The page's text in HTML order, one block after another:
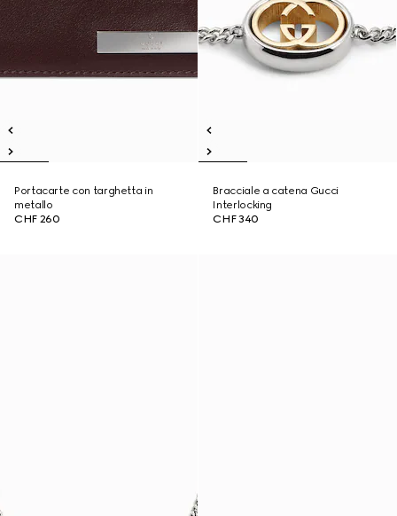
Portacarte con targhetta in
metallo
CHF 260
Bracciale a catena Gucci
Interlocking
CHF 340